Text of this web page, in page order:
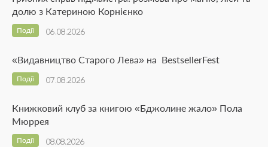
долю з Катериною Корнієнко
06.08.2026
Події
«Видавництво Старого Лева» на BestsellerFest
07.08.2026
Події
Книжковий клуб за книгою «Бджолине жало» Пола
Мюррея
08.08.2026
Події